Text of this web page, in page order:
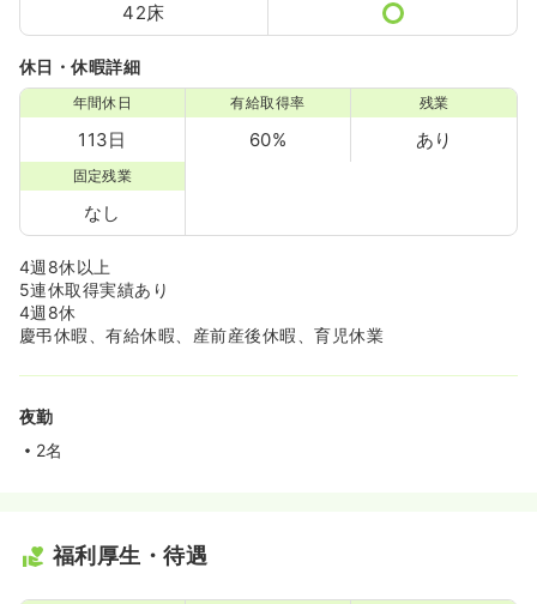
42床
休日・休暇詳細
年間休日
113日
有給取得率
60%
残業
あり
固定残業
なし
4週8休以上
5連休取得実績あり
4週8休
慶弔休暇、有給休暇、産前産後休暇、育児休業
夜勤
2名
福利厚生・待遇